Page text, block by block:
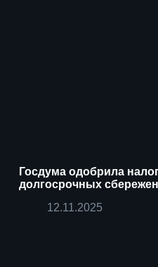
Госдума одобрила
долгосрочных
12.11.2025